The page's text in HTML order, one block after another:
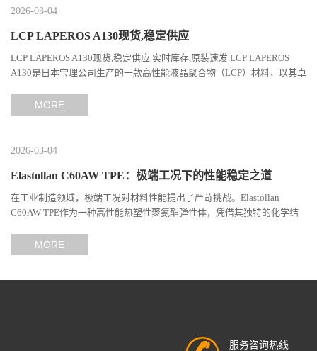
2026-03-04
LCP LAPEROS A130现货,稳定供应
LCP LAPEROS A130现货,稳定供应 实时库存,原装速发 LCP LAPEROS
A130是日本宝理公司生产的一款高性能液晶聚合物（LCP）材料，以其卓
MORE
2026-03-04
Elastollan C60AW TPE：极端工况下的性能稳定之道
在工业制造领域，极端工况对材料性能提出了严苛挑战。Elastollan
C60AW TPE作为一种高性能热塑性聚氨酯弹性体，凭借其独特的化学结
MORE
服务咨询热线